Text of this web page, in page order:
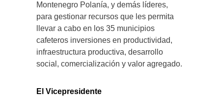
Montenegro Polanía, y demás líderes,
para gestionar recursos que les permita
llevar a cabo en los 35 municipios
cafeteros inversiones en productividad,
infraestructura productiva, desarrollo
social, comercialización y valor agregado.
El Vicepresidente